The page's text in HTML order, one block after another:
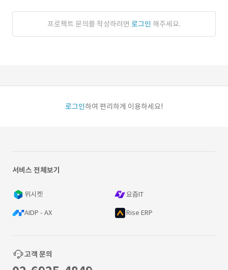
프로젝트 문의를 작성하려면 로그인 해주세요.
로그인하여 편리하게 이용하세요!
서비스 전체보기
위시켓 요즘IT
AIDP - AX Rise ERP
고객 문의